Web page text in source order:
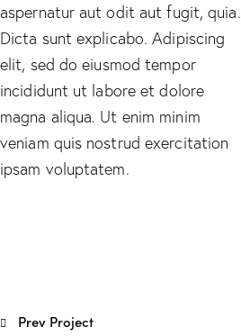
aspernatur aut odit aut fugit, quia.
Dicta sunt explicabo. Adipiscing
elit, sed do eiusmod tempor
incididunt ut labore et dolore
magna aliqua. Ut enim minim
veniam quis nostrud exercitation
ipsam voluptatem.
Prev Project